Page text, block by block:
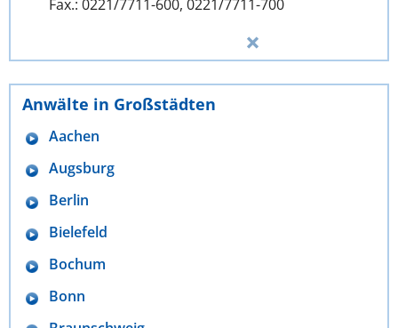
Fax.: 0221/7711-600, 0221/7711-700
Anwälte in Großstädten
Aachen
Augsburg
Berlin
Bielefeld
Bochum
Bonn